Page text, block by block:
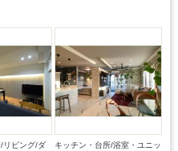
リビング/ダ
キッチン・台所/浴室・ユニッ